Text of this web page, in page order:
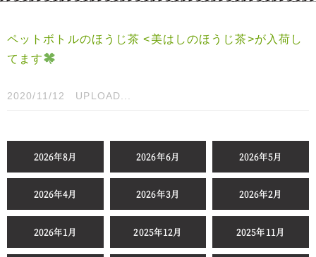
ペットボトルのほうじ茶 <美はしのほうじ茶>が入荷し
てます
2020/11/12 UPLOAD...
2026年8月 2026年6月 2026年5月
2026年4月 2026年3月 2026年2月
2026年1月 2025年12月 2025年11月